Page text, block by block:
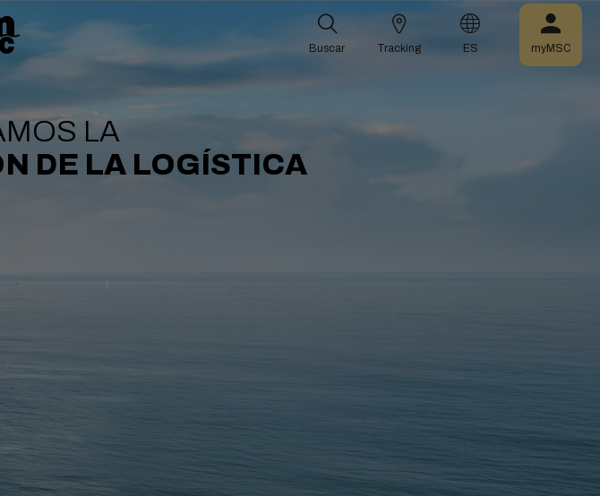
Buscar Tracking ES myMSC
LA
DE LA LOGÍSTICA